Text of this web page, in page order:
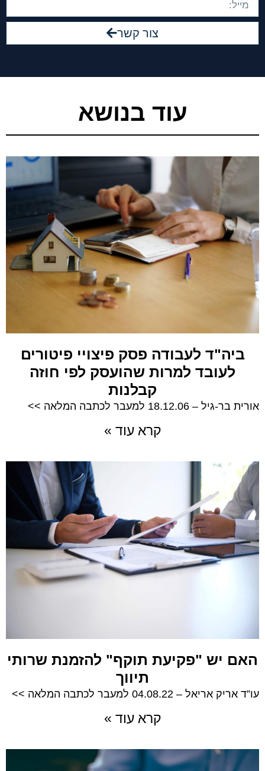
צור קשר
עוד בנושא
ביה"ד לעבודה פסק פיצויי פיטורים
לעובד למרות שהועסק לפי חוזה
קבלנות
אורית בר-גיל – 18.12.06 למעבר לכתבה המלאה >>
קרא עוד »
האם יש "פקיעת תוקף" להזמנת שרותי
תיווך
עו”ד אריק אריאל – 04.08.22 למעבר לכתבה המלאה >>
קרא עוד »